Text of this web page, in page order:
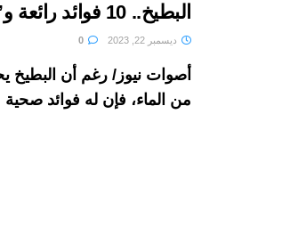
البطيخ.. 10 فوائد رائعة و”خطر وحيد”
ديسمبر 22, 2023
من الماء، فإن له فوائد